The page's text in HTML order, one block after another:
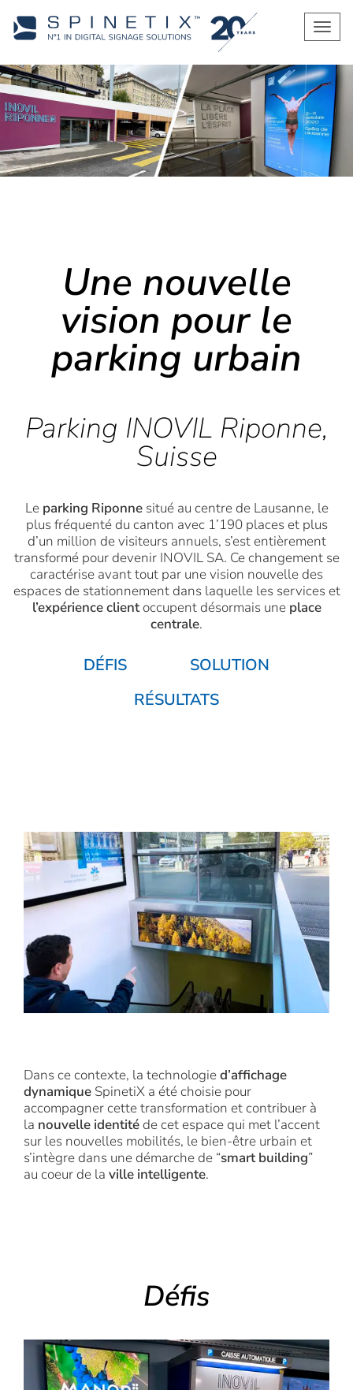
Une nouvelle
vision pour le
parking urbain
Parking INOVIL Riponne,
Suisse
Le parking Riponne situé au centre de Lausanne, le
plus fréquenté du canton avec 1’190 places et plus
d’un million de visiteurs annuels, s’est entièrement
transformé pour devenir INOVIL SA. Ce changement se
caractérise avant tout par une vision nouvelle des
espaces de stationnement dans laquelle les services et
l’expérience clientoccupent désormais une place
centrale.
DÉFIS
SOLUTION
RÉSULTATS
Dans ce contexte, la technologied’affichage
dynamique SpinetiX a été choisie pour
accompagner cette transformation et contribuer à
la nouvelle identitéde cet espace qui met l’accent
sur les nouvelles mobilités, le bien-être urbain et
s’intègre dans une démarche de “smart building”
au coeur de la ville intelligente.
Défis